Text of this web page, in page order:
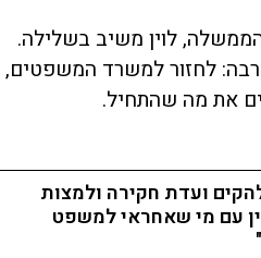
לוין משיב בשלילה.
לחזור למשרד המשפטים,
את מה שהתחיל.
ועדת חקירה ולמצות
עם מי שאחראי למשפט